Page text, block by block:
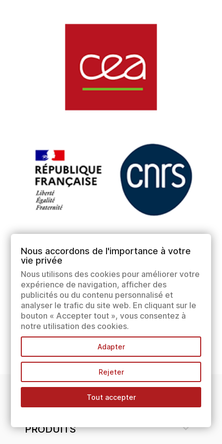
INFORMATIONS
PRODUITS 
Nous accordons de l'importance à votre
vie privée
Nous utilisons des cookies pour améliorer votre
expérience de navigation, afficher des
publicités ou du contenu personnalisé et
analyser le trafic du site web. En cliquant sur le
bouton « Accepter tout », vous consentez à
notre utilisation des cookies.
Adapter
Rejeter
Tout accepter